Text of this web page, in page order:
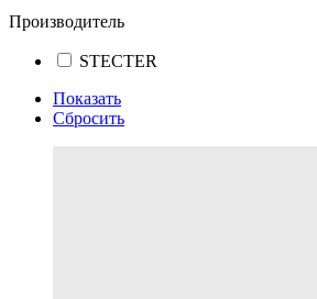
Производитель
STECTER
Показать
Сбросить